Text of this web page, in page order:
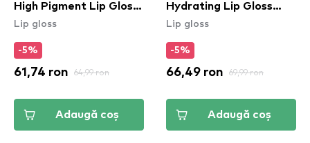
High Pigment Lip Gloss
- Cherry Spice
Lip gloss
-5%
61,74 ron 64,99 ron
Adaugă coș
Hydrating Lip Gloss
Stain - 02 Hydra Honey
Lip gloss
-5%
66,49 ron 69,99 ron
Adaugă coș